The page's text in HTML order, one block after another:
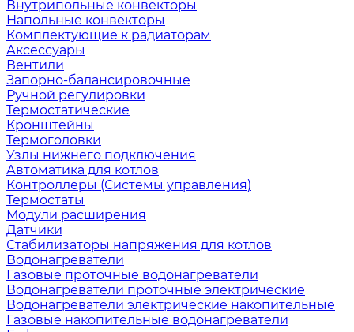
Внутрипольные конвекторы
Напольные конвекторы
Комплектующие к радиаторам
Аксессуары
Вентили
Запорно-балансировочные
Ручной регулировки
Термостатические
Кронштейны
Термоголовки
Узлы нижнего подключения
Автоматика для котлов
Контроллеры (Системы управления)
Термостаты
Модули расширения
Датчики
Стабилизаторы напряжения для котлов
Водонагреватели
Газовые проточные водонагреватели
Водонагреватели проточные электрические
Водонагреватели электрические накопительные
Газовые накопительные водонагреватели